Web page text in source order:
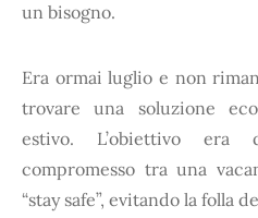
un bisogno.
Era ormai luglio e non
trovare una soluzione
estivo. L’obiettivo
compromesso tra una
“stay safe”, evitando la folla